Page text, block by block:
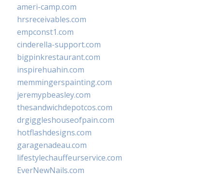
ameri-camp.com
hrsreceivables.com
empconst1.com
cinderella-support.com
bigpinkrestaurant.com
inspirehuahin.com
memmingerspainting.com
jeremypbeasley.com
thesandwichdepotcos.com
drgiggleshouseofpain.com
hotflashdesigns.com
garagenadeau.com
lifestylechauffeurservice.com
EverNewNails.com